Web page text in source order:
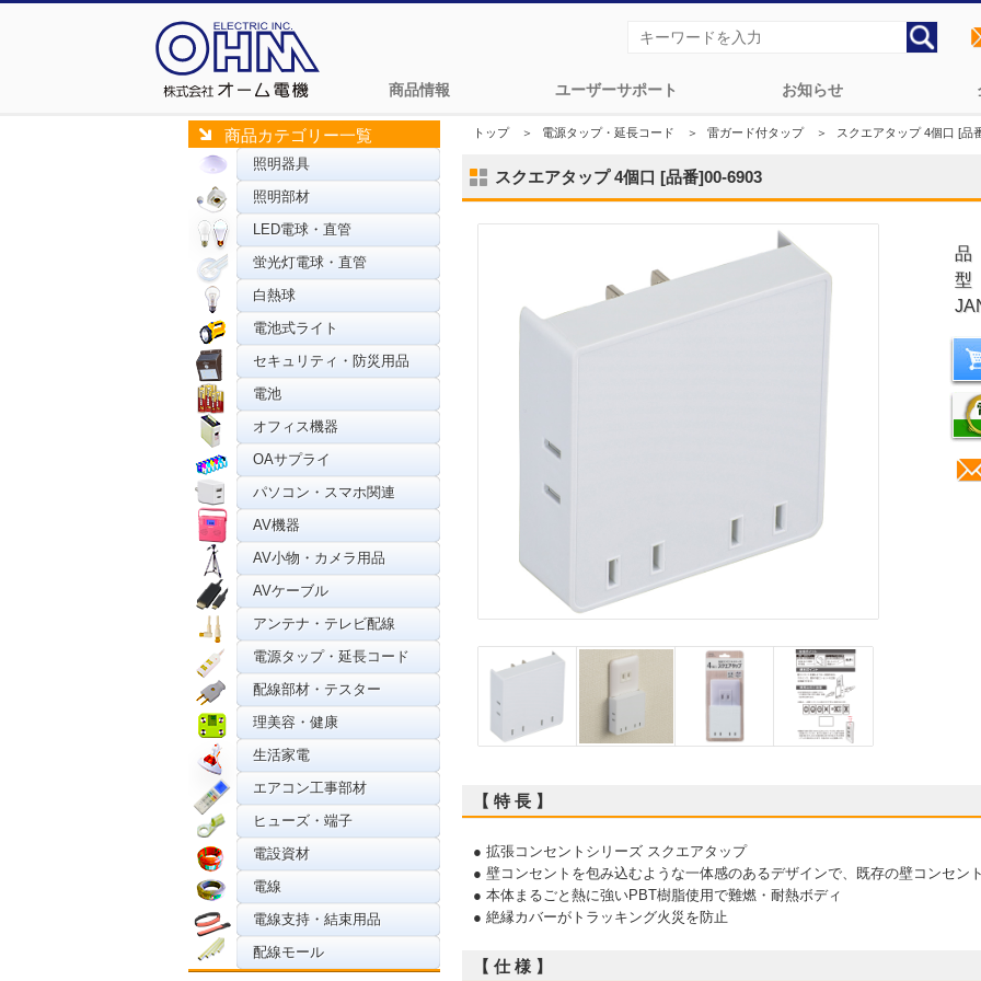
商品情報 ユーザーサポート お知らせ
商品カテゴリー一覧
照明器具
照明部材
LED電球・直管
蛍光灯電球・直管
白熱球
電池式ライト
セキュリティ・防災用品
電池
オフィス機器
OAサプライ
パソコン・スマホ関連
AV機器
AV小物・カメラ用品
AVケーブル
アンテナ・テレビ配線
電源タップ・延長コード
配線部材・テスター
理美容・健康
生活家電
エアコン工事部材
ヒューズ・端子
電設資材
電線
電線支持・結束用品
配線モール
トップ＞ 電源タップ・延長コード ＞ 雷ガード付タップ＞ スクエアタップ 4個口 [品
スクエアタップ 4個口 [品番]00-6903
型
【 特 長 】
● 拡張コンセントシリーズ スクエアタップ
● 壁コンセントを包み込むような一体感のあるデザインで、既存の壁コンセン
● 本体まるごと熱に強いPBT樹脂使用で難燃・耐熱ボディ
● 絶縁カバーがトラッキング火災を防止
【 仕 様 】